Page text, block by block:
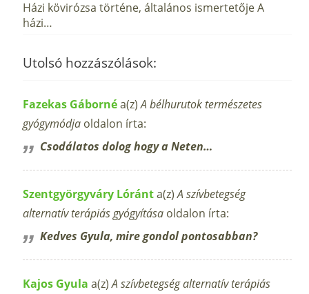
Házi kövirózsa történe, általános ismertetője A
házi…
Utolsó hozzászólások:
Fazekas Gábornéa(z)A bélhurutok természetes
gyógymódja oldalon írta:
Csodálatos dolog hogy a Neten…
Szentgyörgyváry Lóránta(z)A szívbetegség
alternatív terápiás gyógyítása oldalon írta:
Kedves Gyula, mire gondol pontosabban?
Kajos Gyula a(z)A szívbetegség alternatív terápiás